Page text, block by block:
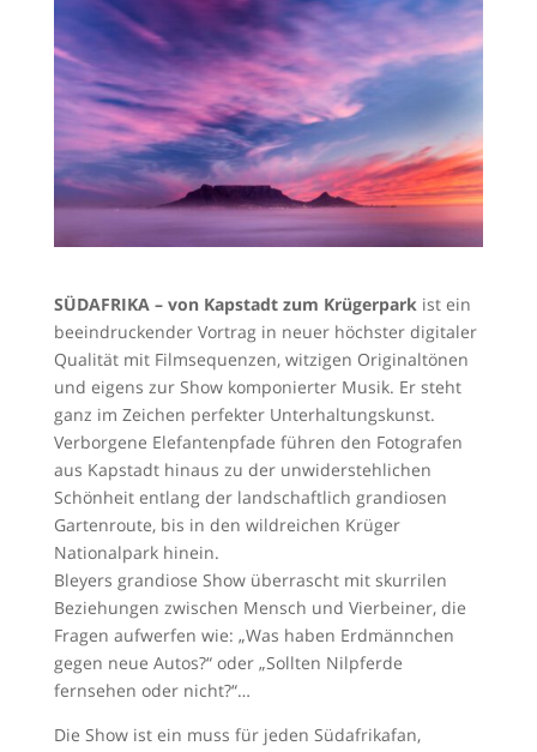
SÜDAFRIKA – von Kapstadt zum Krügerparkist ein
beeindruckender Vortrag in neuer höchster digitaler
Qualität mit Filmsequenzen, witzigen Originaltönen
und eigens zur Show komponierter Musik. Er steht
ganz im Zeichen perfekter Unterhaltungskunst.
Verborgene Elefantenpfade führen den Fotografen
aus Kapstadt hinaus zu der unwiderstehlichen
Schönheit entlang der landschaftlich grandiosen
Gartenroute, bis in den wildreichen Krüger
Nationalpark hinein.
Bleyers grandiose Show überrascht mit skurrilen
Beziehungen zwischen Mensch und Vierbeiner, die
Fragen aufwerfen wie: „Was haben Erdmännchen
gegen neue Autos?“ oder „Sollten Nilpferde
fernsehen oder nicht?“…
Die Show ist ein muss für jeden Südafrikafan,